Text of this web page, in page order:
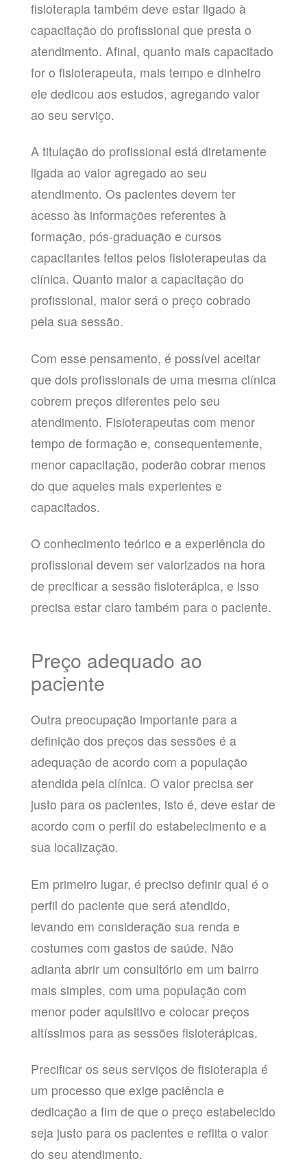
fisioterapia também deve estar ligado à
capacitação do profissional que presta o
atendimento. Afinal, quanto mais capacitado
for o fisioterapeuta, mais tempo e dinheiro
ele dedicou aos estudos, agregando valor
ao seu serviço.
A titulação do profissional está diretamente
ligada ao valor agregado ao seu
atendimento. Os pacientes devem ter
acesso às informações referentes à
formação, pós-graduação e cursos
capacitantes feitos pelos fisioterapeutas da
clínica. Quanto maior a capacitação do
profissional, maior será o preço cobrado
pela sua sessão.
Com esse pensamento, é possível aceitar
que dois profissionais de uma mesma clínica
cobrem preços diferentes pelo seu
atendimento. Fisioterapeutas com menor
tempo de formação e, consequentemente,
menor capacitação, poderão cobrar menos
do que aqueles mais experientes e
capacitados.
O conhecimento teórico e a experiência do
profissional devem ser valorizados na hora
de precificar a sessão fisioterápica, e isso
precisa estar claro também para o paciente.
Preço adequado ao
paciente
Outra preocupação importante para a
definição dos preços das sessões é a
adequação de acordo com a população
atendida pela clínica. O valor precisa ser
justo para os pacientes, isto é, deve estar de
acordo com o perfil do estabelecimento e a
sua localização.
Em primeiro lugar, é preciso definir qual é o
perfil do paciente que será atendido,
levando em consideração sua renda e
costumes com gastos de saúde. Não
adianta abrir um consultório em um bairro
mais simples, com uma população com
menor poder aquisitivo e colocar preços
altíssimos para as sessões fisioterápicas.
Precificar os seus serviços de fisioterapia é
um processo que exige paciência e
dedicação a fim de que o preço estabelecido
seja justo para os pacientes e reflita o valor
do seu atendimento.